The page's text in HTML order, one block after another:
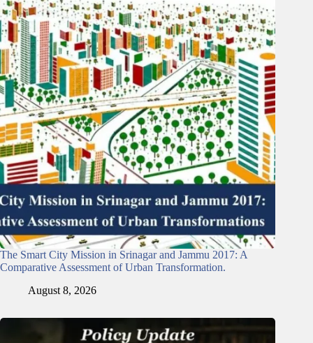
The Smart City Mission in Srinagar and Jammu 2017: A
Comparative Assessment of Urban Transformation.
August 8, 2026